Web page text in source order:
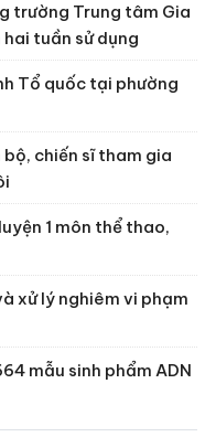
trường Trung tâm Gia
tuần sử dụng
Tổ quốc tại phường
chiến sĩ tham gia
1 môn thể thao,
xử lý nghiêm vi phạm
mẫu sinh phẩm ADN